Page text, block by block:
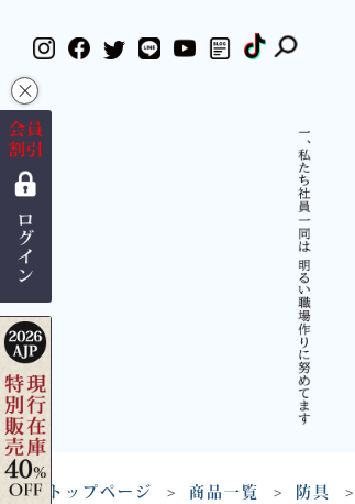
×
トップページ 商品一覧 防具